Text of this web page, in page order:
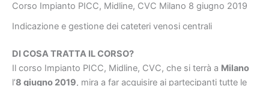
Corso Impianto PICC, Midline, CVC Milano 8 giugno 2019
Indicazione e gestione dei cateteri venosi centrali
DI COSA TRATTA IL CORSO?
Il corso Impianto PICC, Midline, CVC, che si terrà a Milano
l’8 giugno 2019, mira a far acquisire ai partecipanti tutte le